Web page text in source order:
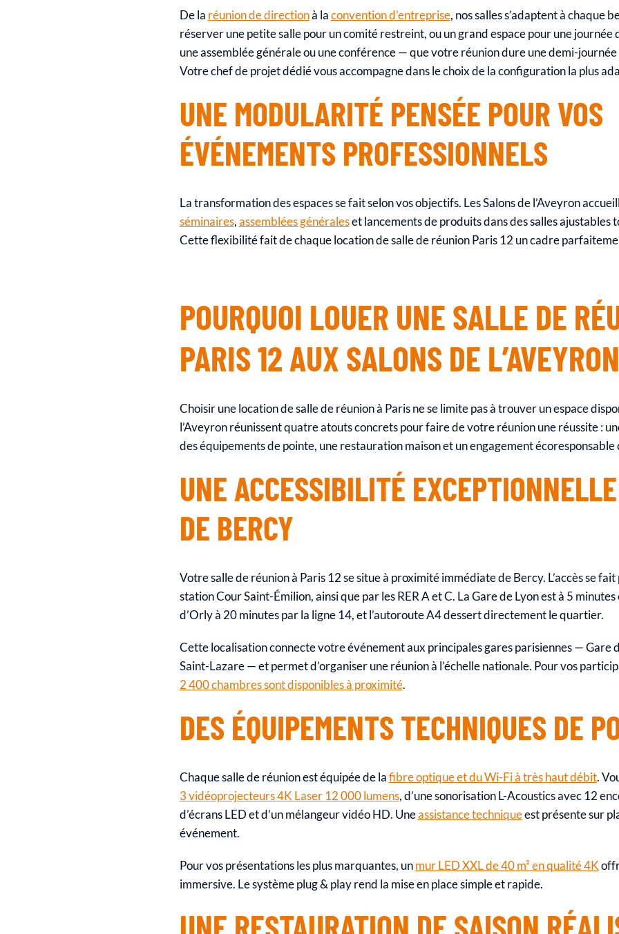
De la réunion de directionà laconvention d’entreprise, nos salles s’adaptent à chaque
réserver une petite salle pour un comité restreint, ou un grand espace pour une journée
une assemblée générale ou une conférence — que votre réunion dure une demi-
Votre chef de projet dédié vous accompagne dans le choix de la configuration la plus
UNE MODULARITÉ PENSÉE POUR VOS
ÉVÉNEMENTS PROFESSIONNELS
La transformation des espaces se fait selon vos objectifs. Les Salons de l’Aveyron
séminaires,assemblées généraleset lancements de produits dans des salles ajustables
Cette flexibilité fait de chaque location de salle de réunion Paris 12 un cadre
POURQUOI LOUER UNE SALLE DE
PARIS 12 AUX SALONS DE
Choisir une location de salle de réunion à Paris ne se limite pas à trouver un espace
l’Aveyron réunissent quatre atouts concrets pour faire de votre réunion une réussite :
des équipements de pointe, une restauration maison et un engagement
UNE ACCESSIBILITÉ
DE BERCY
Votre salle de réunion à Paris 12 se situe à proximité immédiate de Bercy. L’accès se
station Cour Saint-Émilion, ainsi que par les RER A et C. La Gare de Lyon est à 5
d’Orly à 20 minutes par la ligne 14, et l’autoroute A4 dessert directement le quartier.
Cette localisation connecte votre événement aux principales gares parisiennes — Gare
Saint-Lazare — et permet d’organiser une réunion à l’échelle nationale. Pour vos
2 400 chambres sont disponibles à proximité.
DES ÉQUIPEMENTS TECHNIQUES DE
Chaque salle de réunion est équipée de lafibre optique et du Wi-Fi à très haut débit.
3 vidéoprojecteurs 4K Laser 12 000 lumens, d’une sonorisation L-Acoustics avec 12
d’écrans LED et d’un mélangeur vidéo HD. Uneassistance techniqueest présente sur
événement.
Pour vos présentations les plus marquantes, unmur LED XXL de 40 m² en qualité 4K
immersive. Le système plug & play rend la mise en place simple et rapide.